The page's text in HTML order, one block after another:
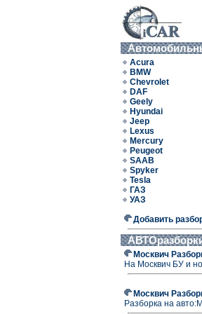
Acura
BMW
Chevrolet
DAF
Geely
Hyundai
Jeep
Lexus
Mercury
Peugeot
SAAB
Spyker
Tesla
ГАЗ
УАЗ
Добавить
Москвич
На Москвич БУ и
Москвич
Разборка на